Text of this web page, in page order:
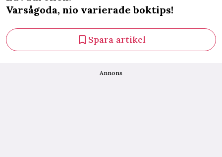
Varsågoda, nio varierade boktips!
Spara artikel
Annons